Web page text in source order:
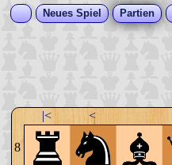
Neues Spiel Partien
|< <
8